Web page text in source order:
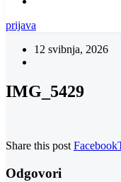
prijava
12 svibnja, 2026
IMG_5429
Share this post Facebook
Odgovori